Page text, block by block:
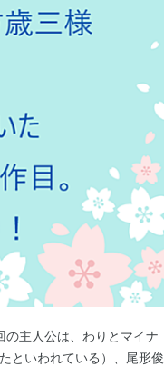
の主人公は、わりとマイナ
といわれている）、尾形俊